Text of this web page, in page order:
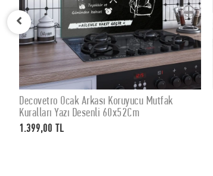
SEPETE EKLE
Decovetro Ocak Arkası Koruyucu Eski Ahşap
Desenli 76x50cm
1.799,00 TL